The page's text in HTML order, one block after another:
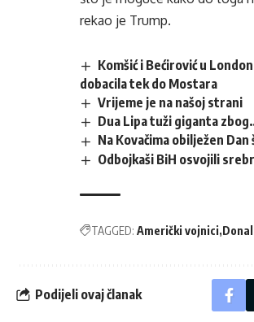
rekao je Trump.
Komšić i Bećirović u
dobacila tek do Mostara
Vrijeme je na našoj strani
Dua Lipa tuži giganta
Na Kovačima obilježen Dan
Odbojkaši BiH osvojili
TAGGED: Američki vojnici
Podijeli ovaj članak